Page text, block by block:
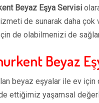
Beyaz Eşya Servisi
de sunarak daha çok
de olabilmenizi de
Beyaz
beyaz eşyalar ile ev
ettiğimiz yaşamsal